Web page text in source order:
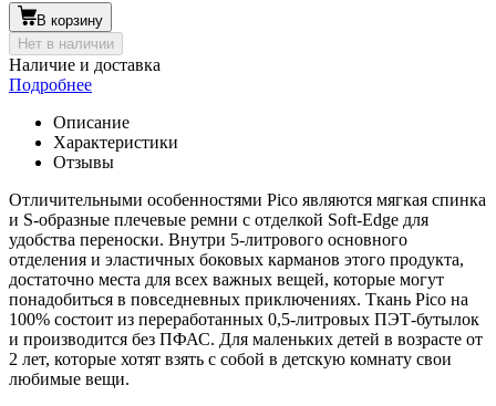
В корзину
Нет в наличии
Наличие и доставка
Подробнее
Описание
Характеристики
Отзывы
Отличительными особенностями Pico являются мягкая спинка
и S-образные плечевые ремни с отделкой Soft-Edge для
удобства переноски. Внутри 5-литрового основного
отделения и эластичных боковых карманов этого продукта,
достаточно места для всех важных вещей, которые могут
понадобиться в повседневных приключениях. Ткань Pico на
100% состоит из переработанных 0,5-литровых ПЭТ-бутылок
и производится без ПФАС. Для маленьких детей в возрасте от
2 лет, которые хотят взять с собой в детскую комнату свои
любимые вещи.